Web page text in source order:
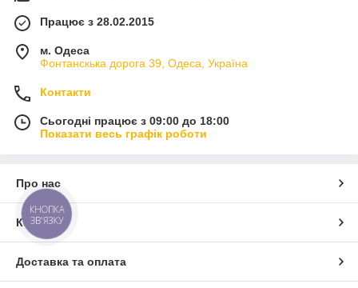
Працює з 28.02.2015
м. Одеса
Фонтанскька дорога 39, Одеса, Україна
Контакти
Сьогодні працює з 09:00 до 18:00
Показати весь графік роботи
Про нас
Контакти
Доставка та оплата
КНОПКА
ЗВ'ЯЗКУ